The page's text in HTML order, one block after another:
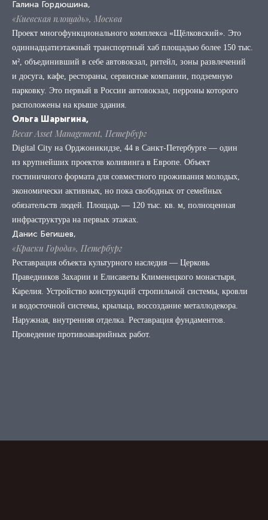
Галина Гордюшина,
«Киевская площадь», Москва
Проект многофункционального комплекса «Щёлковский». Это
одиннадцатиэтажный транспортный хаб площадью более 150 тыс.
м², объединивший в себе автовокзал, ритейл, зоны развлечений
и досуга, кафе, рестораны, сервисные компании, подземную
парковку. Это первый в России автовокзал, перроны которого
расположены на крыше здания.
Ольга Шарыгина,
Becar Asset Management, Петербург
Digital City на Орджоникидзе, 44 в Санкт-Петербурге — один
из крупнейших проектов коливинга в Европе. Объект
гостиничного формата для совместного проживания молодых,
экономически активных, но пока свободных от семейных
обязательств людей. Площадь — 120 тыс. кв. м, полноценная
инфраструктура на первых этажах.
Данис Бегишев,
«Краски Города», Петербург
Реставрация объекта культурного наследия — Церковь
Праведников Захарии и Елисаветы Клименецкого монастыря,
Карелия. Устройство конструкций стропильной системы, кровли
и водосточной системы, крыльца, воссоздание металлодекора.
Наружная, внутренняя отделка. Реставрация фундаментов.
Проведение противоаварийных работ.